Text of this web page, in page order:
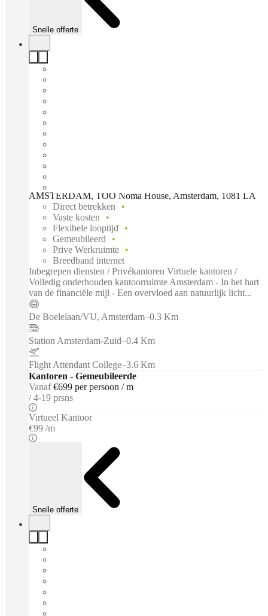
Snelle offerte
AMSTERDAM, TOO Noma House, Amsterdam, 1081 LA
Direct betrekken
Vaste kosten
Flexibele looptijd
Gemeubileerd
Prive Werkruimte
Breedband internet
Inbegrepen diensten / Privékantoren Virtuele kantoren /
Volledig onderhouden kantoorruimte Amsterdam - In het hart
van de financiële mijl - Een overvloed aan natuurlijk licht...
De Boelelaan/VU, Amsterdam–0.3 Km
Station Amsterdam-Zuid–0.4 Km
Flight Attendant College–3.6 Km
Kantoren - Gemeubileerde
Vanaf €699 per persoon / m
4-19 prsns
Virtueel Kantoor
€99 /m
Snelle offerte